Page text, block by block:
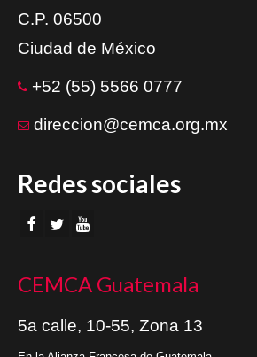
C.P. 06500
Ciudad de México
+52 (55) 5566 0777
direccion@cemca.org.mx
Redes sociales
CEMCA Guatemala
5a calle, 10-55, Zona 13